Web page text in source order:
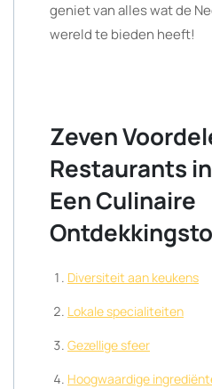
geniet van alles wat de
wereld te bieden heeft!
Zeven
Restaurants
Een Culinaire
Diversiteit aan keukens
Lokale specialiteiten
Gezellige sfeer
Hoogwaardige